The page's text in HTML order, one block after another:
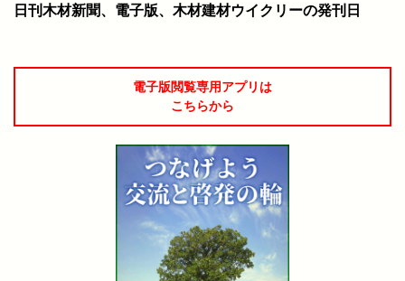
日刊木材新聞、電子版、木材建材ウイクリーの発刊日
電子版閲覧専用アプリは
こちらから